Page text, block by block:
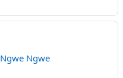
Ngwe Ngwe